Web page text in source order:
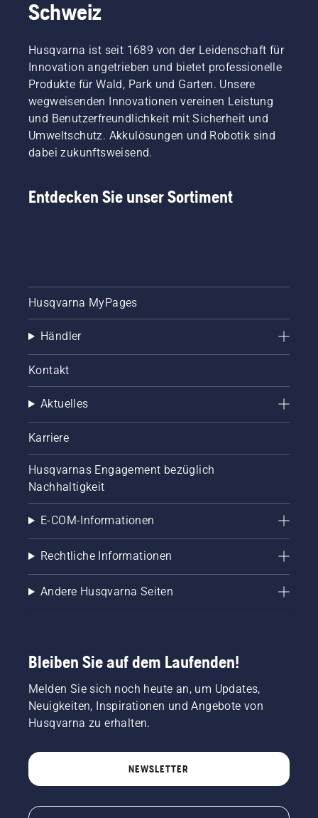
Schweiz
Husqvarna ist seit 1689 von der Leidenschaft für
Innovation angetrieben und bietet professionelle
Produkte für Wald, Park und Garten. Unsere
wegweisenden Innovationen vereinen Leistung
und Benutzerfreundlichkeit mit Sicherheit und
Umweltschutz. Akkulösungen und Robotik sind
dabei zukunftsweisend.
Entdecken Sie unser Sortiment
Husqvarna MyPages
Händler
Kontakt
Aktuelles
Karriere
Husqvarnas Engagement bezüglich
Nachhaltigkeit
E-COM-Informationen
Rechtliche Informationen
Andere Husqvarna Seiten
Bleiben Sie auf dem Laufenden!
Melden Sie sich noch heute an, um Updates,
Neuigkeiten, Inspirationen und Angebote von
Husqvarna zu erhalten.
NEWSLETTER